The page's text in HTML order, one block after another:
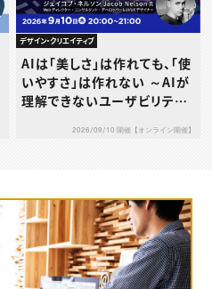
デザイン・クリエイティブ
AIは「美しさ」は作れても、「使
いやすさ」は作れない ～AIが
理解できないユーザビリティ
2026/09/10 開催【オンライン開催】